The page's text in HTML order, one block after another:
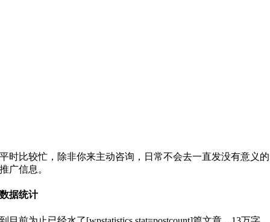
平时比较忙，除非你来主动咨询，日常不会去一直发没有意义的
推广信息。
数据统计